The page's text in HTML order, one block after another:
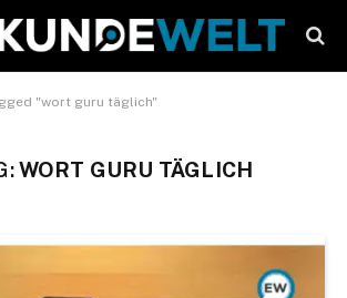
"wort guru täglich"
WORT GURU TÄGLICH